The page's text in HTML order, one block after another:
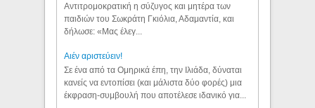
Αντιτρομοκρατική η σύζυγος και μητέρα των
παιδιών του Σωκράτη Γκιόλια, Αδαμαντία, και
δήλωσε: «Μας έλεγ...
Aιέν αριστεύειν!
Σε ένα από τα Ομηρικά έπη, την Ιλιάδα, δύναται
κανείς να εντοπίσει (και μάλιστα δύο φορές) μια
έκφραση-συμβουλή που αποτέλεσε ιδανικό για...